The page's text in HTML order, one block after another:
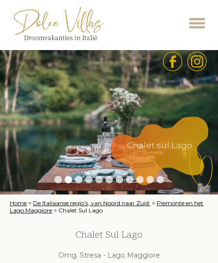
Chalet sul Lago
Home > De Italiaanse regio’s, van Noord naar Zuid: > Piemonte en het
Lago Maggiore > Chalet Sul Lago
Chalet Sul Lago
Omg. Stresa - Lago Maggiore